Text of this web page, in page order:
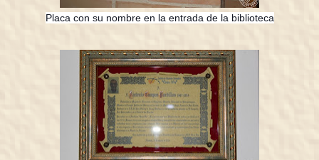
Placa con su nombre en la entrada de la biblioteca